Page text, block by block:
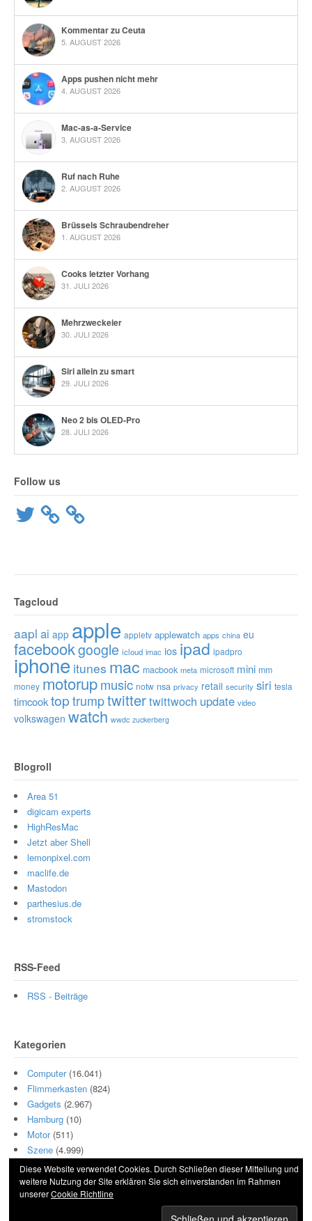
Kommentar zu Ceuta
5. AUGUST 2026
Apps pushen nicht mehr
4. AUGUST 2026
Mac-as-a-Service
3. AUGUST 2026
Ruf nach Ruhe
2. AUGUST 2026
Brüssels Schraubendreher
1. AUGUST 2026
Cooks letzter Vorhang
31. JULI 2026
Mehrzweckeier
30. JULI 2026
Siri allein zu smart
29. JULI 2026
Neo 2 bis OLED-Pro
28. JULI 2026
Follow us
Twitter
Tagcloud
aapl ai app apple appletv applewatch apps china eu
facebookgoogle icloud imac ios ipad ipadpro
iphone itunes mac macbook meta microsoft mini mm
money motorupmusic notw nsa privacy retail security siri tesla
timcooktop trumptwittertwittwoch update video
volkswagen watch wwdc zuckerberg
Blogroll
Area 51
digicam experts
HighResMac
Jetzt aber Shell
lemonpixel.com
maclife.de
Mastodon
parthesius.de
stromstock
RSS-Feed
RSS - Beiträge
Kategorien
Computer(16.041)
Flimmerkasten (824)
Gadgets (2.967)
Hamburg (10)
Motor(511)
Szene (4.999)
© 2026 Hightech und Blech. All Rights Reserved.
Diese Website verwendet Cookies. Durch Schließen dieser Mitteilung und
weitere Nutzung der Site erklären Sie sich einverstanden im Rahmen
unsererCookie Richtline